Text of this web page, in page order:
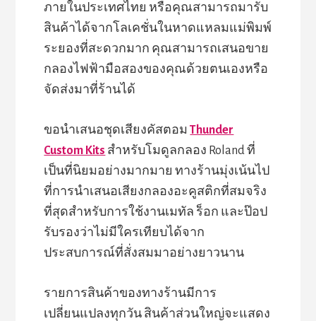
ภายในประเทศไทย หรือคุณสามารถมารับ
สินค้าได้จากโลเคชั่นในหาดแหลมแม่พิมพ์
ระยองที่สะดวกมาก คุณสามารถเสนอขาย
กลองไฟฟ้ามือสองของคุณด้วยตนเองหรือ
จัดส่งมาที่ร้านได้
ขอนำเสนอชุดเสียงคัสตอมThunder
Custom Kits สำหรับโมดูลกลอง Roland ที่
เป็นที่นิยมอย่างมากมาย ทางร้านมุ่งเน้นไป
ที่การนำเสนอเสียงกลองอะคูสติกที่สมจริง
ที่สุดสำหรับการใช้งานเมทัล ร็อก และป๊อป
รับรองว่าไม่มีใครเทียบได้จาก
ประสบการณ์ที่สั่งสมมาอย่างยาวนาน
รายการสินค้าของทางร้านมีการ
เปลี่ยนแปลงทุกวัน สินค้าส่วนใหญ่จะแสดง